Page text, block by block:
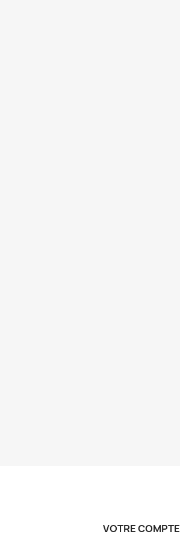
VOTRE COMPTE